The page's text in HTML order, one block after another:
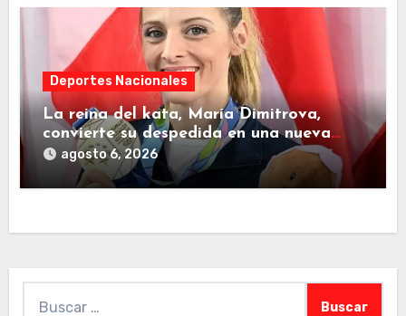
Deportes Nacionales
La reina del kata, María Dimitrova,
convierte su despedida en una nueva
página dorada para República
Dominicana
agosto 6, 2026